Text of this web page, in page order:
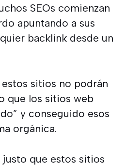
SEOs comienzan
apuntando a sus
backlink desde un
sitios no podrán
que los sitios web
y conseguido esos
orgánica.
que estos sitios